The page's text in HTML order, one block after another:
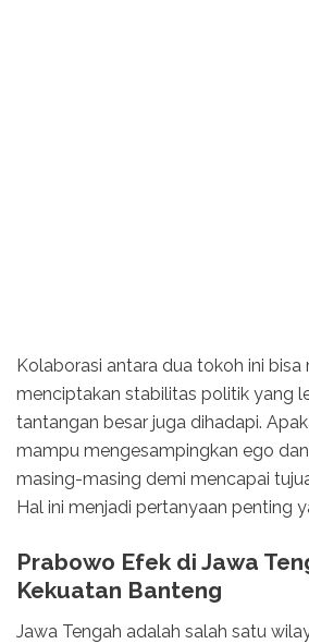
Kolaborasi antara dua tokoh ini bisa
menciptakan stabilitas politik yang
tantangan besar juga dihadapi.
mampu mengesampingkan ego
masing-masing demi mencapai
Hal ini menjadi pertanyaan penting
Prabowo Efek di Jawa
Kekuatan Banteng
Jawa Tengah adalah salah satu